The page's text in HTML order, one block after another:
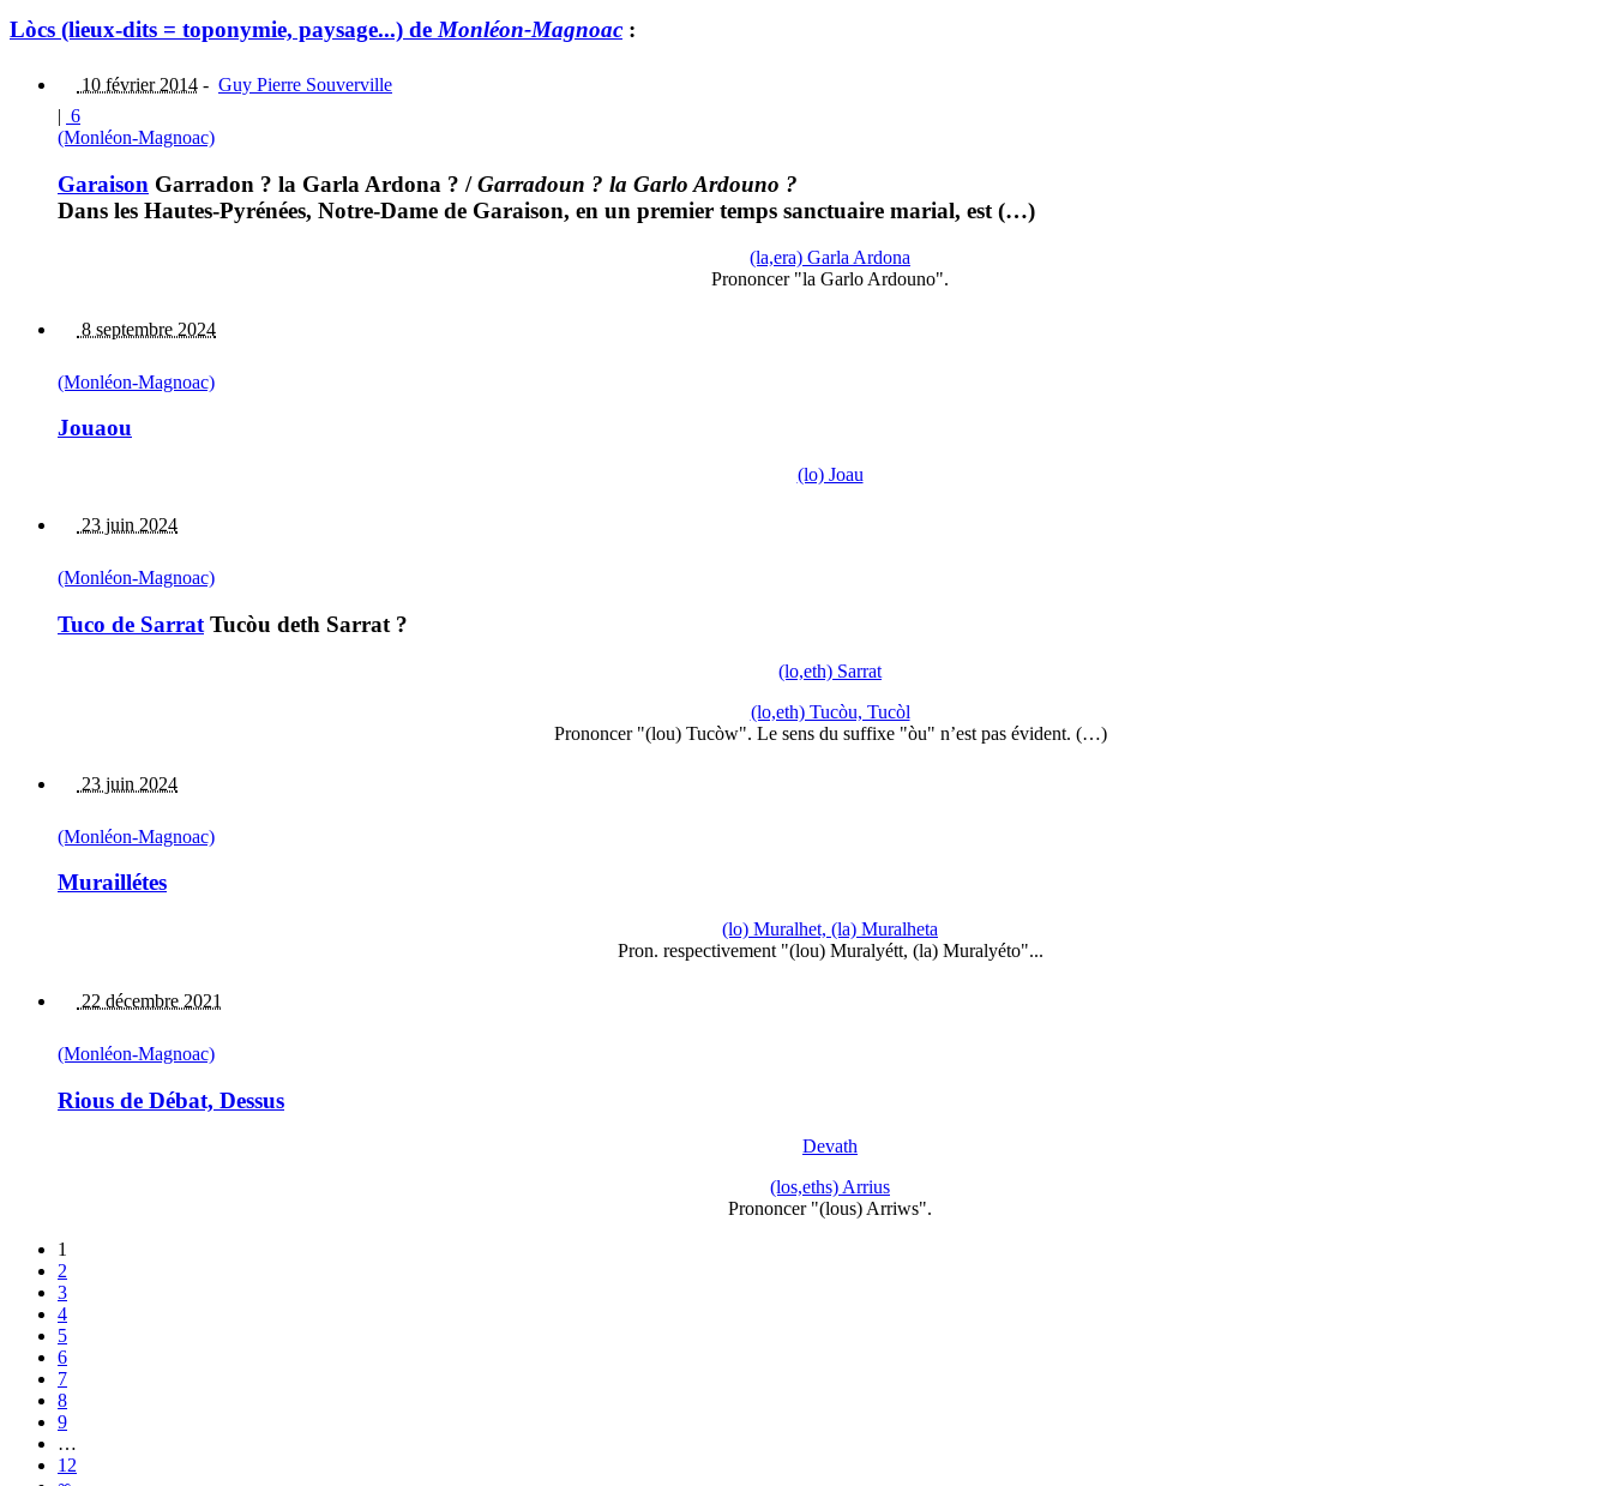
Lòcs (lieux-dits = toponymie, paysage...) de Monléon-Magnoac :
10 février 2014 - Guy Pierre Souverville
| 6
(Monléon-Magnoac)
Garaison Garradon ? la Garla Ardona ? /Garradoun ? la Garlo Ardouno ?
Dans les Hautes-Pyrénées, Notre-Dame de Garaison, en un premier temps sanctuaire marial, est (…)
(la,era) Garla Ardona
Prononcer "la Garlo Ardouno".
8 septembre 2024
(Monléon-Magnoac)
Jouaou
(lo) Joau
23 juin 2024
(Monléon-Magnoac)
Tuco de Sarrat Tucòu deth Sarrat ?
(lo,eth) Sarrat
(lo,eth) Tucòu, Tucòl
Prononcer "(lou) Tucòw". Le sens du suffixe "òu" n’est pas évident. (…)
23 juin 2024
(Monléon-Magnoac)
Muraillétes
(lo) Muralhet, (la) Muralheta
Pron. respectivement "(lou) Muralyétt, (la) Muralyéto"...
22 décembre 2021
(Monléon-Magnoac)
Rious de Débat, Dessus
Devath
(los,eths) Arrius
Prononcer "(lous) Arriws".
1
2
3
4
5
6
7
8
9
…
12